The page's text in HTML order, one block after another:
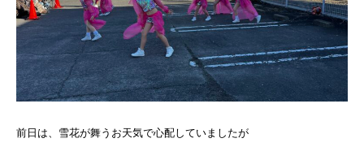
前日は、雪花が舞うお天気で心配していましたが